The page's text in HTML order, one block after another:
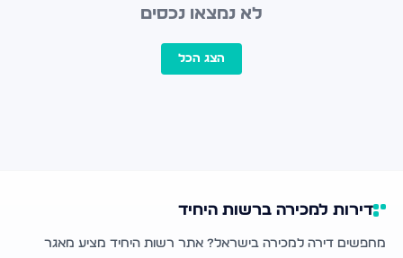
לא נמצאו נכסים
הצג הכל
דירות למכירה ברשות היחיד
מחפשים דירה למכירה בישראל? אתר רשות היחיד מציע מאגר